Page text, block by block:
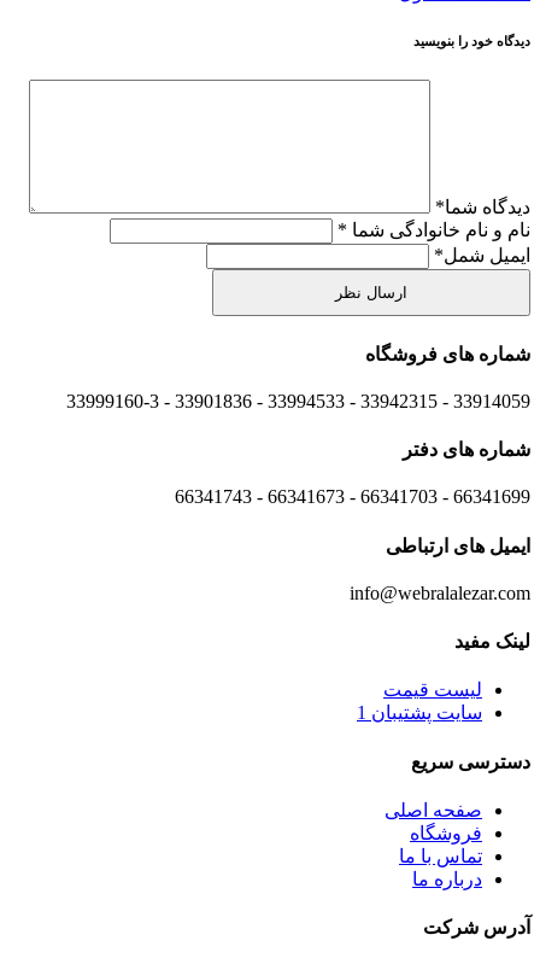
دیدگاه خود را بنویسید
دیدگاه شما*
نام و نام خانوادگی شما *
ایمیل شمل*
شماره های فروشگاه
33914059 - 33942315 - 33994533 - 33901836 - 33999160-3 ​
شماره های دفتر
66341699 - 66341703 - 66341673 - 66341743
ایمیل های ارتباطی
info@webralalezar.com
لینک مفید
لیست قیمت
سایت پشتیبان 1
دسترسی سریع
صفحه اصلی
فروشگاه
تماس با ما
درباره ما
آدرس شرکت